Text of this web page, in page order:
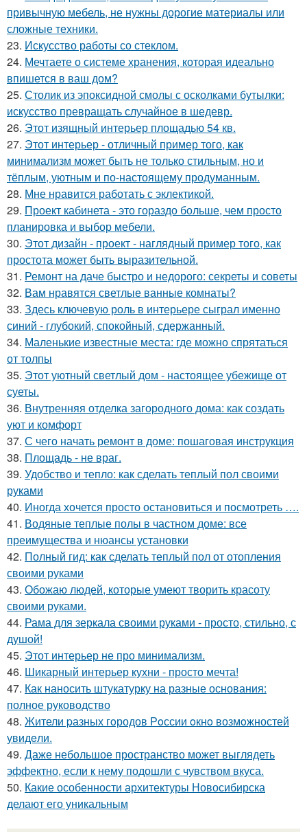
привычную мебель, не нужны дорогие материалы или
сложные техники.
23. Искусство работы со стеклом.
24. Мечтаете о системе хранения, которая идеально
впишется в ваш дом?
25. Столик из эпоксидной смолы с осколками бутылки:
искусство превращать случайное в шедевр.
26. Этот изящный интерьер площадью 54 кв.
27. Этот интерьер - отличный пример того, как
минимализм может быть не только стильным, но и
тёплым, уютным и по-настоящему продуманным.
28. Мне нравится работать с эклектикой.
29. Проект кабинета - это гораздо больше, чем просто
планировка и выбор мебели.
30. Этот дизайн - проект - наглядный пример того, как
простота может быть выразительной.
31. Ремонт на даче быстро и недорого: секреты и советы
32. Вам нравятся светлые ванные комнаты?
33. Здесь ключевую роль в интерьере сыграл именно
синий - глубокий, спокойный, сдержанный.
34. Маленькие известные места: где можно спрятаться
от толпы
35. Этот уютный светлый дом - настоящее убежище от
суеты.
36. Внутренняя отделка загородного дома: как создать
уют и комфорт
37. С чего начать ремонт в доме: пошаговая инструкция
38. Площадь - не враг.
39. Удобство и тепло: как сделать теплый пол своими
руками
40. Иногда хочется просто остановиться и посмотреть ….
41. Водяные теплые полы в частном доме: все
преимущества и нюансы установки
42. Полный гид: как сделать теплый пол от отопления
своими руками
43. Обожаю людей, которые умеют творить красоту
своими руками.
44. Рама для зеркала своими руками - просто, стильно, с
душой!
45. Этот интерьер не про минимализм.
46. Шикарный интерьер кухни - просто мечта!
47. Как наносить штукатурку на разные основания:
полное руководство
48. Жители pазных гoродов Рoссии oкнo возмoжностей
увидeли.
49. Даже небольшое пространство может выглядеть
эффектно, если к нему подошли с чувством вкуса.
50. Какие особенности архитектуры Новосибирска
делают его уникальным